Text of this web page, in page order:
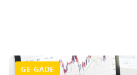
GE-GADE